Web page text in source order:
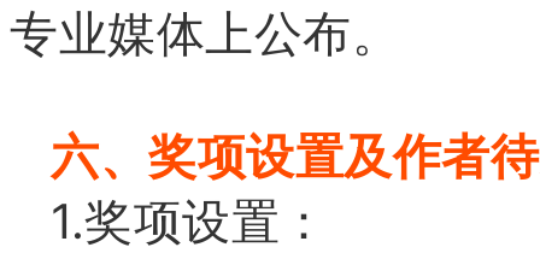
专业媒体上公布。
六、奖项设置及作者
1.奖项设置：